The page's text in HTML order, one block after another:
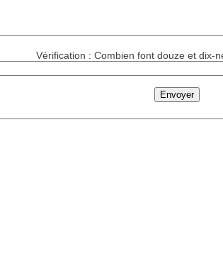
Vérification : Combien font douze et dix-